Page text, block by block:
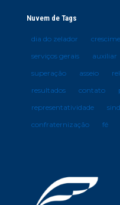
Nuvem de Tags
dia do zelador
serviços gerais
auxiliar
superação
asseio
resultados
contato
representatividade
confraternização
fé